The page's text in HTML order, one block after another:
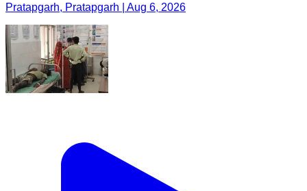
Pratapgarh, Pratapgarh | Aug 6, 2026